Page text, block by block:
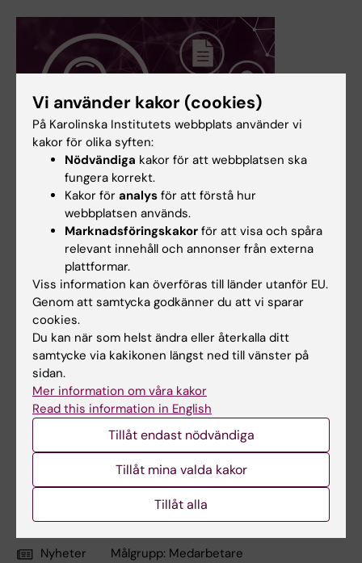
21 apr 2026
Ny söktjänst för forskningsinformation på KI
Nu lanseras en ny söktjänst för forskningsinformation på
KI. Tjänsten är baserad på data från KI RIMS som samlar
och strukturerar information om forskare,
forskargrupper, publikationer och forskningsbidrag.
Syftet med den nya söktjänsten är att göra det enkelt för
forskare, men också andra användare, att hitta relevant
information om KI:s forskare och forskning.
Nyheter
Målgrupp: Medarbetare
28 jan 2026
Lära nytt eller fräscha upp? Vårterminens KIB Talks
Dags att fräscha upp dina sökskills? Hur ser en
rovdjurtidskrift ut? Hur var det nu med kraven på
forskningsdata? Vi har fyllt kalendern med KIB Talks i
ämnen vi kan och vill dela med oss av.
Nyheter
Målgrupp: Medarbetare
Vi använder kakor (cookies)
På Karolinska Institutets webbplats använder vi
kakor för olika syften:
Nödvändiga kakor för att webbplatsen ska
fungera korrekt.
Kakor för analys för att förstå hur
webbplatsen används.
Marknadsföringskakor för att visa och spåra
relevant innehåll och annonser från externa
plattformar.
Viss information kan överföras till länder utanför EU.
Genom att samtycka godkänner du att vi sparar
cookies.
Du kan när som helst ändra eller återkalla ditt
samtycke via kakikonen längst ned till vänster på
sidan.
Mer information om våra kakor
Read this information in English
Tillåt endast nödvändiga
Tillåt mina valda kakor
Tillåt alla